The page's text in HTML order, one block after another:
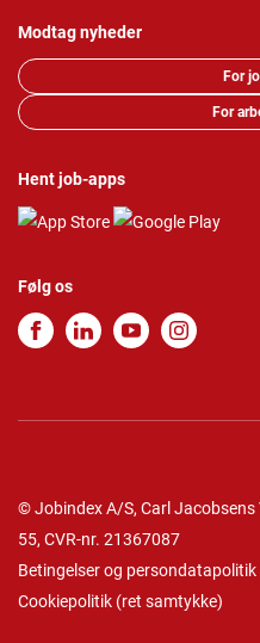
Modtag nyheder
For
For
Hent job-apps
Følg os
© Jobindex A/S, Carl Jacobsens
55, CVR-nr. 21367087
Betingelser og persondatapolitik
Cookiepolitik (ret samtykke)